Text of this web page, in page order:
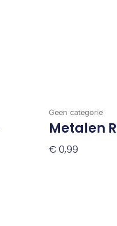
Geen categorie
Metalen
€0,99